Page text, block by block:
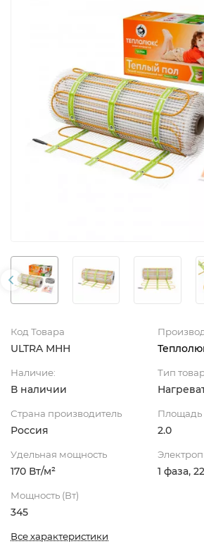
Код Товара
ULTRA МНН
Наличие:
В наличии
Тип
Страна производитель
Россия
Площадь
2.0
Удельная мощность
170 Вт/м² 1 фаза,
Мощность (Вт)
345
Все характеристики